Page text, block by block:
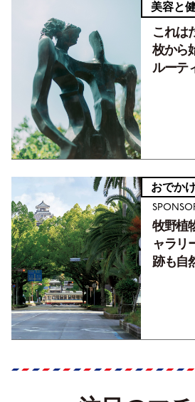
美容と
これは
枚から
ルーテ
おでか
牧野植
ャラリ
跡も自